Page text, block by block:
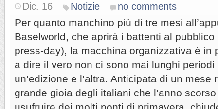
Dic. 16 Notizie no comments
Per quanto manchino più di tre mesi
Baselworld, che aprirà i battenti al
press-day), la macchina organizzativa è in
a dire il vero non ci sono mai lunghi periodi
un’edizione e l’altra. Anticipata di un mese
grande gioia degli italiani che l’anno
usufruire dei molti ponti di primavera,